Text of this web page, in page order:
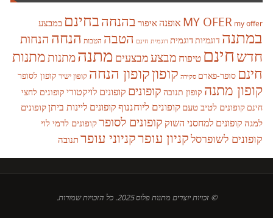
MY OFER my offer אופנהאיפור בהנחהבחינם במבצע
במתנה דוגמיותדוגמית דוגמית חינם הטבה הטבות הנחה הנחות
חדשחינם טיפוח מבצעמבצעים מתנהמתנותמתנות
חינם סופר-פארם סקירה קופוןקופון הנחה קופון ישיר קופון לסופר
קופון מתנה קופון תנובה קופונים קופונים לויקטורי קופונים לחצי
חינם קופונים לטיב טעם קופונים ליוחננוףקופונים ליינות ביתןקופונים
למגה קופונים למחסני השוק קופונים לסופרקופונים לרמי לוי
קופונים לשופרסלקניון עופרקניוני עופרתנובה
© זכויות יוצרים מתנות פלוס 2025. כל הזכויות שמורות.